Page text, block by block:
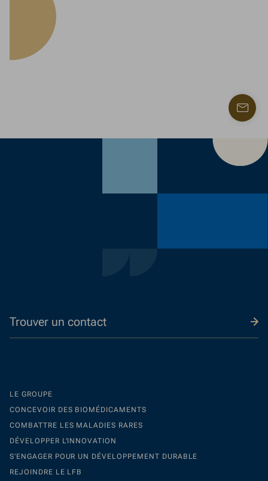
Trouver un contact
LE GROUPE
CONCEVOIR DES BIOMÉDICAMENTS
COMBATTRE LES MALADIES RARES
DÉVELOPPER L’INNOVATION
S’ENGAGER POUR UN DÉVELOPPEMENT DURABLE
REJOINDRE LE LFB